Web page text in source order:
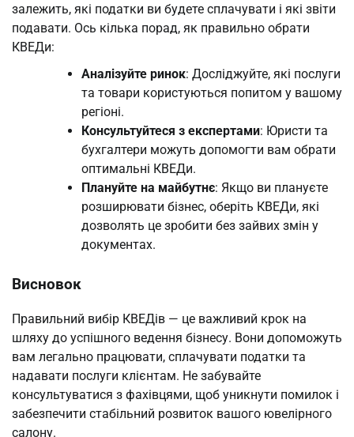
залежить, які податки ви будете сплачувати і які звіти
подавати. Ось кілька порад, як правильно обрати
КВЕДи:
Аналізуйте ринок: Досліджуйте, які послуги
та товари користуються попитом у вашому
регіоні.
Консультуйтеся з експертами: Юристи та
бухгалтери можуть допомогти вам обрати
оптимальні КВЕДи.
Плануйте на майбутнє: Якщо ви плануєте
розширювати бізнес, оберіть КВЕДи, які
дозволять це зробити без зайвих змін у
документах.
Висновок
Правильний вибір КВЕДів — це важливий крок на
шляху до успішного ведення бізнесу. Вони допоможуть
вам легально працювати, сплачувати податки та
надавати послуги клієнтам. Не забувайте
консультуватися з фахівцями, щоб уникнути помилок і
забезпечити стабільний розвиток вашого ювелірного
салону.